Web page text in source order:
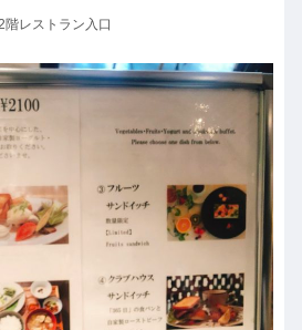
階レストラン入口